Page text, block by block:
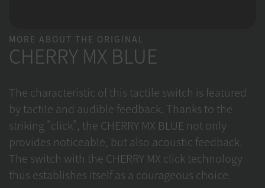
MORE ABOUT THE ORIGINAL
CHERRY MX BLUE
The characteristic of this tactile switch is featured
by tactile and audible feedback. Thanks to the
striking "click", the CHERRY MX BLUE not only
provides noticeable, but also acoustic feedback.
The switch with the CHERRY MX click technology
thus establishes itself as a courageous choice.